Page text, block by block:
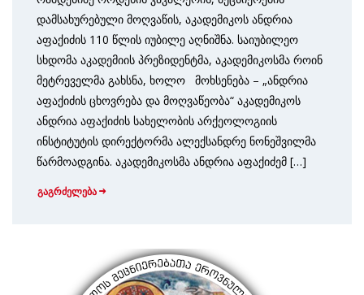
დამსახურებული მოღვაწის, აკადემიკოს ანდრია
აფაქიძის 110 წლის იუბილე აღნიშნა. საიუბილეო
სხდომა აკადემიის პრეზიდენტმა, აკადემიკოსმა როინ
მეტრეველმა გახსნა, ხოლო მოხსენება – „ანდრია
აფაქიძის ცხოვრება და მოღვაწეობა“ აკადემიკოს
ანდრია აფაქიძის სახელობის არქეოლოგიის
ინსტიტუტის დირექტორმა ალექსანდრე ნონეშვილმა
წარმოადგინა. აკადემიკოსმა ანდრია აფაქიძემ […]
გაგრძელება